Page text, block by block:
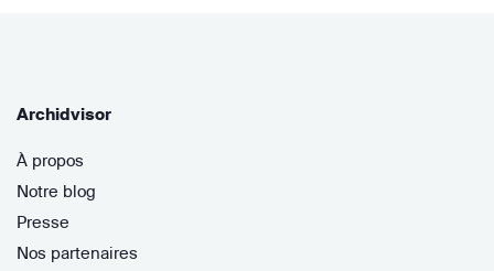
Archidvisor
À propos
Notre blog
Presse
Nos partenaires